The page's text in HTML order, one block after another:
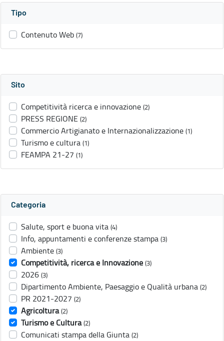
Tipo
Contenuto Web (7)
Sito
Competitività ricerca e innovazione (2)
PRESS REGIONE (2)
Commercio Artigianato e Internazionalizzazione (1)
Turismo e cultura (1)
FEAMPA 21-27 (1)
Categoria
Salute, sport e buona vita (4)
Info, appuntamenti e conferenze stampa (3)
Ambiente (3)
Competitività, ricerca e Innovazione (3)
2026 (3)
Dipartimento Ambiente, Paesaggio e Qualità urbana (2)
PR 2021-2027 (2)
Agricoltura (2)
Turismo e Cultura (2)
Comunicati stampa della Giunta (2)